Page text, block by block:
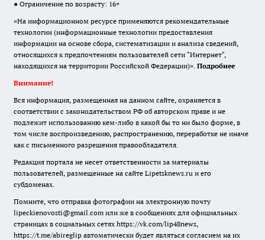
● Ограничение по возрасту: 16+
«На информационном ресурсе применяются рекомендательные
технологии (информационные технологии предоставления
информации на основе сбора, систематизации и анализа сведений,
относящихся к предпочтениям пользователей сети "Интернет",
находящихся на территории Российской Федерации)». Подробнее
Внимание!
Вся информация, размещенная на данном сайте, охраняется в
соответствии с законодательством РФ об авторском праве и не
подлежит использованию кем-либо в какой бы то ни было форме, в
том числе воспроизведению, распространению, переработке не иначе
как с письменного разрешения правообладателя.
Редакция портала не несет ответственности за материалы
пользователей, размещенные на сайте Lipetsknews.ru и его
субдоменах.
Помните, что отправка фотографии на электронную почту
lipeckienovosti@gmail.com или же в сообщениях для официальных
страницах в социальных сетях https://vk.com/lip48news,
https://t.me/abireglip автоматически будет являться согласием на их